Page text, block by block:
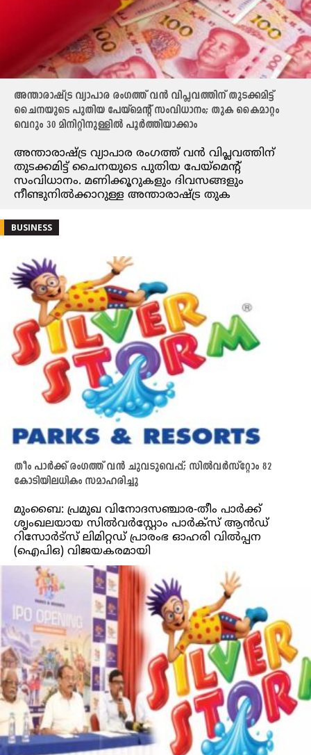
അന്താരാഷ്ട്ര വ്യാപാര രംഗത്ത് വൻ വിപ്ലവത്തിന് തുടക്കമിട്ട്
ചൈനയുടെ പുതിയ പേയ്‌മെന്റ് സംവിധാനം; തുക കൈമാറ്റം
വെറും 30 മിനിറ്റിനുള്ളിൽ പൂർത്തിയാക്കാം
അന്താരാഷ്ട്ര വ്യാപാര രംഗത്ത് വൻ വിപ്ലവത്തിന്
തുടക്കമിട്ട് ചൈനയുടെ പുതിയ പേയ്‌മെന്റ്
സംവിധാനം. മണിക്കൂറുകളും ദിവസങ്ങളും
നീണ്ടുനിൽക്കാറുള്ള അന്താരാഷ്ട്ര തുക
BUSINESS
തീം പാർക്ക് രംഗത്ത് വൻ ചുവടുവെപ്പ്; സിൽവർസ്റ്റോം 82
കോടിയിലധികം സമാഹരിച്ചു
മുംബൈ: പ്രമുഖ വിനോദസഞ്ചാര-തീം പാർക്ക്
ശൃംഖലയായ സിൽവർസ്റ്റോം പാർക്സ് ആൻഡ്
റിസോർട്സ് ലിമിറ്റഡ് പ്രാരംഭ ഓഹരി വിൽപ്പന
(ഐപിഒ) വിജയകരമായി